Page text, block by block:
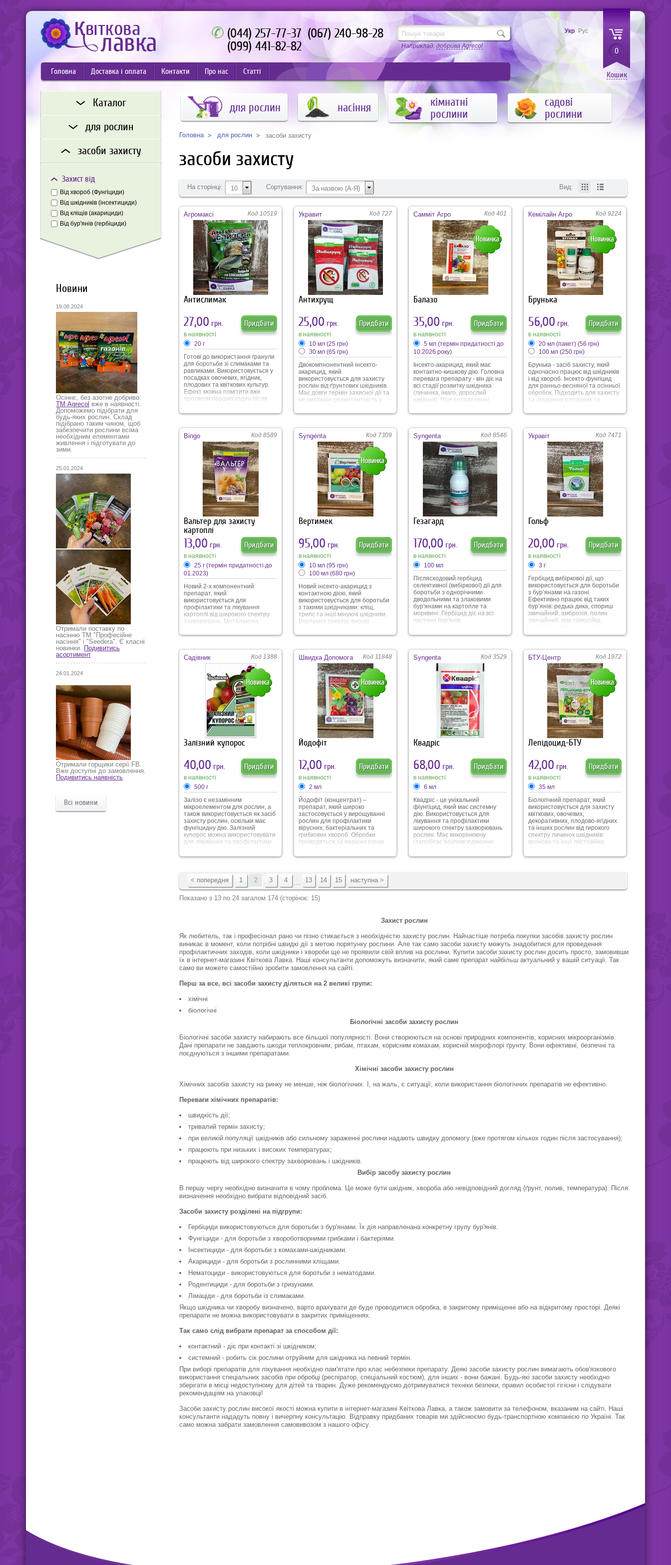
(044) 257-77-37 (067) 240-98-28
(099) 441-82-82
Наприклад: добрива Agrecol
0
Кошик
Укр Рус
Головна Доставка і оплата Контакти Про нас Статті
Каталог
для рослин
засоби захисту
Захист від
Від хвороб (Фунгіциди)
Від шкідників (інсектициди)
Від кліщів (акарициди)
Від бур'янів (гербіциди)
Новини
19.08.2024
Осіннє, без азотне добриво
ТМ Agrecol вже в наявності.
Допоможемо підібрати для
будь-яких рослин. Склад
підібрано таким чином, щоб
забезпечити рослини всіма
необхідним елементами
живлення і підготувати до
зими.
25.01.2024
Отримали поставку по
насінню ТМ "Професійне
насіння" і "Seedera". Є класні
новинки. Подивитись
асортимент
24.01.2024
Отримали горщики серії FB.
Вже доступні до замовлення.
Подивитись наявність
Всі новини
для рослин насіння
кімнатні
рослини
садові
рослини
Головна для рослин засоби захисту
засоби захисту
На сторінці: 10 Сортування: За назвою (А-Я) Вид:
Агромаксі Код 10519
Антислимак
27,00 грн. Придбати
в наявності
20 г
Готові до використання гранули
для боротьби зі слимаками та
равликами. Використовується у
посадках овочевих, ягідник,
плодових та квіткових культур.
Ефект можна помітити вже
протягом перших годин після
триває протягом 14-21 дня
погодних умов). Препарат
Антислимак не викликає
резистентності. Безпечний для
людини, дощових черв’яків і
корисним ґрунтових
мікроорганізмів. Мало токсичний
для бджіл. Термін очікування
перед ручними роботами - 10
днів. В упаковці 20 г
Укравит Код 727
Антихрущ
25,00 грн. Придбати
в наявності
10 мл (25 грн)
30 мл (65 грн)
Двокомпнонентний інсекто-
акарицид, який
використовується для захисту
рослин від ґрунтових шкідників.
Має довги термін захисної дії та
не викликає резинтентність у
від таких шкідників: личинка
дротяника та дорослий
дротяник, совка, личинка вовчка
та дорослий вовчок (ведмедка) і
Самміт Агро Код 401
Балазо
35,00 грн. Придбати
в наявності
5 мл (термін придатності до
10.2026 року)
Інсекто-акарицид, який має
контактно-кишкову дію. Головна
перевага препарату - він діє на
всі стадії розвитку шкідника
(личинка, імаго, дорослий
шкідник). При потраплянні
шкідника, вона впливає на
параліч і подальшу загибель.
Препарат використовується
проти таких шкідників:
рослинний кліщ, трипс,
попелиця, личинка
каліфорнійської щитівки,
мінуюча міль, клоп, яблунева
плодожерка та інші.
Кемілайн Агро Код 9224
Брунька
56,00 грн. Придбати
в наявності
20 мл (пакет) (56 грн)
100 мл (250 грн)
Брунька - засіб захисту, який
одночасно працює від шкідників
і від хвороб. Інсекто-фунгіцид
для ранньо-весняної та осінньої
обробок. Підходить для захисту
та лікування плодових та
показує високу ефективність
та збудників хвороб.
Використання препарут брунька
навесні суттєво знижує
використання засобів захисту
під час всього сезо
Bingo Код 8589
Вальтер для захисту
картоплі
13,00 грн. Придбати
в наявності
25 г (термін придатності до
01.2023)
Новий 2-х компонентний
препарат, який
використовується для
профілактики та лікування
картоплі від широкого спектру
захворювань. Металаксил
и проникає у всі частини
паростки). Манкоцеб створює
невидиму плівку на рослині, тим
самим захищаючи від
хвороботворних грибків на
рослину. В упаковці 25 г
Syngenta Код 7309
Вертимек
95,00 грн. Придбати
в наявності
10 мл (95 грн)
100 мл (680 грн)
Новий інсекто-акарицид з
контактною дією, який
використовується для боротьби
з такими шкідниками: кліщ,
трипс та інші мінуючі шкідники.
Вертимек показує високу
резистентні до інших
Вертімек швидко проникає у
клітини рослини, тому має
швидку контакнту дію та
довготривалу системну дію.
Повна загибель кліщів
спостерігається вже через 1-3
доби. Вертимек накоплюється в
рослині у вигляді
мікрорезервуарів, тим самим
забезпечує захист листочків з
обох сторін.
Syngenta Код 8546
Гезагард
170,00 грн. Придбати
в наявності
100 мл
Післясходовий гербіцид
селективної (вибіркової) дії для
боротьби з однорічними
дводольними та злаковими
бур'янами на картопле та
морквині. Гербіцид діє на всі
частини бур'янів.
Укравіт Код 7471
Гольф
20,00 грн. Придбати
в наявності
3 г
Гербіцид вибіркової дії, що
використовується для боротьби
з бур’янами на газоні.
Ефективно працює від таких
бур’янів: редька дика, спориш
звичайний, амброзія, полин
звичайний, мак самосійка,
галінсога, осот, берізка польова,
непахуча, будяк польовий,
щириця, гірчиця польова,
жовтець та інші. В упаковці 3 г
Садівник Код 1388
Залізний купорос
40,00 грн. Придбати
в наявності
500 г
Залізо є незамінним
мікроелементом для рослин, а
також використовується як засіб
захисту рослин, оскільки має
фунгіцидну дію. Залізний
купорос можна використовувати
для лікування та профілактики
з деякими грибковими та
септоріоз, плодова гниль, біла
плямистість та інші), для
захисту дерев'яних будівель від
моху та лишайників, для
Швидка Допомога Код 11848
Йодофіт
12,00 грн. Придбати
в наявності
2 мл
Йодофіт (концентрат) –
препарат, який широко
застосовується у вирощуванні
рослин для профілактики
вірусних, бактеріальних та
грибкових хвороб. Обробки
проводяться за перших ознак
парша, мілдью, оідіум, гриби на
альтернаріоз, фітофтора та
інші.
Syngenta Код 3529
Квадріс
68,00 грн. Придбати
в наявності
6 мл
Квадріс - це унікальний
фіунгіцид, який має системну
дію. Використовується для
лікування та профілактики
широкого спектру захворювань
рослин. Має викорінюючу
(запобігає розповсюдженню
та трансламінарну (препарат
БТУ-Центр Код 1972
Лепідоцид-БТУ
42,00 грн. Придбати
в наявності
35 мл
Біологічний препарат, який
використовується для захисту
квіткових, овочевих,
декоративних, плодово-ягідних
та інших рослин від гирокого
спектру личинок шкідників:
кронова та інші листовійки,
капустяна та ріп’яхова білянка,
монашенка та інші. Лепідоцид-
< попередня 1 2 3 4 13 14 15 наступна >
Показано з 13 по 24 загалом 174 (сторінок: 15)
Захист рослин
Як любитель, так і професіонал рано чи пізно стикається з необхідністю захисту рослин. Найчастіше потреба покупки засобів захисту рослин
виникає в момент, коли потрібні швидкі дії з метою порятунку рослини. Але так само засоби захисту можуть знадобитися для проведення
профілактичних заходів, коли шкідники і хвороби ще не проявили свій вплив на рослини. Купити засоби захисту рослин досить просто, замовивши
їх в інтернет-магазині Квіткова Лавка. Наші консультанти допоможуть визначити, який саме препарат найбільш актуальний у вашій ситуації. Так
само ви можете самостійно зробити замовлення на сайті.
Перш за все, всі засоби захисту діляться на 2 великі групи:
хімічні
біологічні
Біологічні засоби захисту рослин
Біологічні засоби захисту набирають все більшої популярності. Вони створюються на основі природних компонентів, корисних мікроорганізмів.
Дані препарати не завдають шкоди теплокровним, рибам, птахам, корисним комахам, корисній мікрофлорі ґрунту. Вони ефективні, безпечні та
поєднуються з іншими препаратами.
Хімічні засоби захисту рослин
Хімічних засобів захисту на ринку не менше, ніж біологічних. І, на жаль, є ситуації, коли використання біологічних препаратів не ефективно.
Переваги хімічних препаратів:
швидкість дії;
тривалий термін захисту;
при великій популяції шкідників або сильному зараженні рослини надають швидку допомогу (вже протягом кількох годин після застосування);
працюють при низьких і високих температурах;
працюють від широкого спектру захворювань і шкідників.
Вибір засобу захисту рослин
В першу чергу необхідно визначити в чому проблема. Це може бути шкідник, хвороба або невідповідний догляд (ґрунт, полив, температура). Після
визначення необхідно вибрати відповідний засіб.
Засоби захисту розділені на підгрупи:
Гербіциди використовуються для боротьби з бур'янами. Їх дія направленана конкретну групу бур'янів.
Фунгіциди - для боротьби з хвороботворними грибками і бактеріями.
Інсектициди - для боротьби з комахами-шкідниками.
Акарициди - для боротьби з рослинними кліщами.
Нематоциди - використовуються для боротьби з нематодами.
Родентициди - для боротьби з гризунами.
Лімаціди - для боротьби із слимаками.
Якщо шкідника чи хворобу визначено, варто врахувати де буде проводитися обробка, в закритому приміщенні або на відкритому просторі. Деякі
препарати не можна використовувати в закритих приміщеннях.
Так само слід вибрати препарат за способом дії:
контактний - діє при контакті зі шкідником;
системний - робить сік рослини отруйним для шкідника на певний термін.
При виборі препаратів для лікування необхідно пам'ятати про клас небезпеки препарату. Деякі засоби захисту рослин вимагають обов'язкового
використання спеціальних засобів при обробці (респіратор, спеціальний костюм), для інших - вони бажані. Будь-які засоби захисту необхідно
зберігати в місці недоступному для дітей та тварин. Дуже рекомендуємо дотримуватися техніки безпеки, правил особистої гігієни і слідувати
рекомендаціям на упаковці!
Засоби захисту рослин високої якості можна купити в інтернет-магазині Квіткова Лавка, а також замовити за телефоном, вказаним на сайті. Наші
консультанти нададуть повну і вичерпну консультацію. Відправку придбаних товарів ми здійснюємо будь-транспортною компанією по Україні. Так
само можна забрати замовлення самовивозом з нашого офісу.